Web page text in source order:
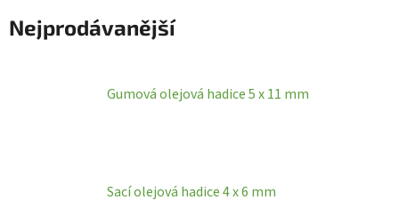
Nejprodávanější
Gumová olejová hadice 5 x 11 mm
Sací olejová hadice 4 x 6 mm